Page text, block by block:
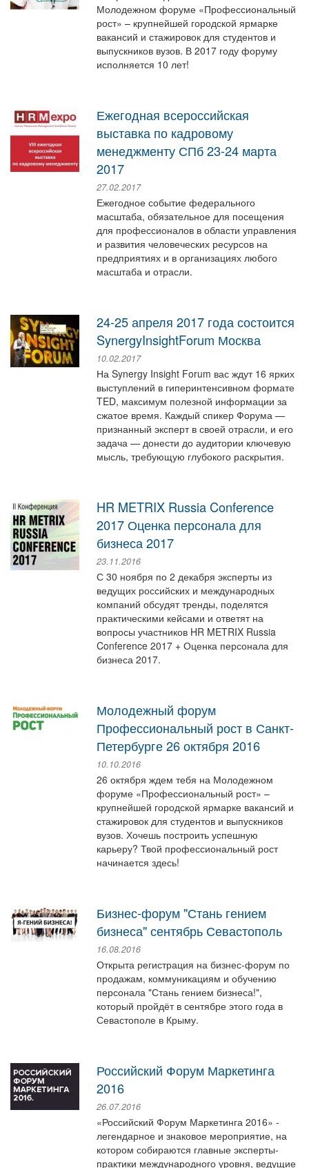
Молодежном форуме «Профессиональный
рост» – крупнейшей городской ярмарке
вакансий и стажировок для студентов и
выпускников вузов. В 2017 году форуму
исполняется 10 лет!
​Ежегодная всероссийская
выставка по кадровому
менеджменту СПб 23-24 марта
2017
27.02.2017
Ежегодное событие федерального
масштаба, обязательное для посещения
для профессионалов в области управления
и развития человеческих ресурсов на
предприятиях и в организациях любого
масштаба и отрасли.
24-25 апреля 2017 года состоится
SynergyInsightForum Москва
10.02.2017
На Synergy Insight Forum вас ждут 16 ярких
выступлений в гиперинтенсивном формате
TED, максимум полезной информации за
сжатое время. Каждый спикер Форума —
признанный эксперт в своей отрасли, и его
задача — донести до аудитории ключевую
мысль, требующую глубокого раскрытия.
HR METRIX Russia Conference
2017 Оценка персонала для
бизнеса 2017
23.11.2016
С 30 ноября по 2 декабря эксперты из
ведущих российских и международных
компаний обсудят тренды, поделятся
практическими кейсами и ответят на
вопросы участников HR METRIX Russia
Conference 2017 + Оценка персонала для
бизнеса 2017.
​Молодежный форум
Профессиональный рост в Санкт-
Петербурге 26 октября 2016
10.10.2016
26 октября ждем тебя на Молодежном
форуме «Профессиональный рост» –
крупнейшей городской ярмарке вакансий и
стажировок для студентов и выпускников
вузов. Хочешь построить успешную
карьеру? Твой профессиональный рост
начинается здесь!
Бизнес-форум "Стань гением
бизнеса" сентябрь Севастополь
16.08.2016
Открыта регистрация на бизнес-форум по
продажам, коммуникациям и обучению
персонала "Стань гением бизнеса!",
который пройдёт в сентябре этого года в
Севастополе в Крыму.
Российский Форум Маркетинга
2016
26.07.2016
«Российский Форум Маркетинга 2016» -
легендарное и знаковое мероприятие, на
котором собираются главные эксперты-
практики международного уровня, ведущие